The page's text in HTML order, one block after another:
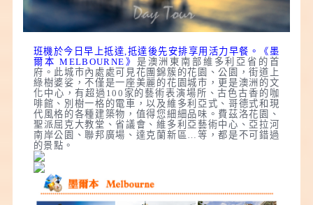
班機於今日早上抵達,抵達後先安排享用活力早餐。《墨
爾本 MELBOURNE》 是澳洲東南部維多利亞省的首
府。此城市內處處可見花團錦簇的花園、公園，街道上
綠樹婆娑，不僅是一座美麗的花園城市，更是澳洲的文
化中心，有超過100家的藝術表演場所、古色古香的咖
啡館、別樹一格的電車，以及維多利亞式、哥德式和現
代風格的各種建築物，值得您細細品味。費茲洛花園、
聖派屈克大教堂、省議會、維多利亞藝術中心、亞拉河
南岸公園、聯邦廣場、達克蘭新區…等，都是不可錯過
的景點。